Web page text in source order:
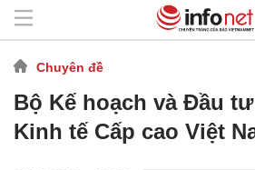
Chuyên đề
Bộ Kế hoạch và Đầu
Kinh tế Cấp cao Việt